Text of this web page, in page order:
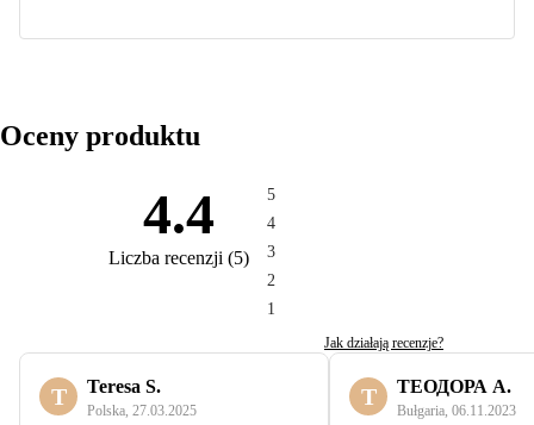
Oceny produktu
4.4
Liczba recenzji (5)
5
4
3
2
1
Jak działają recenzje?
T Teresa S.
Polska 27.03.2025
Т ТЕОДОРА А.
Bułgaria 06.11.2023